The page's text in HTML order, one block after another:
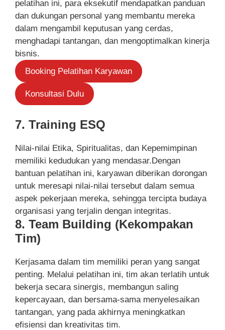
pelatihan ini, para eksekutif mendapatkan panduan
dan dukungan personal yang membantu mereka
dalam mengambil keputusan yang cerdas,
menghadapi tantangan, dan mengoptimalkan kinerja
bisnis.
Booking Pelatihan Karyawan
Konsultasi Dulu
7. Training ESQ
Nilai-nilai Etika, Spiritualitas, dan Kepemimpinan
memiliki kedudukan yang mendasar.Dengan
bantuan pelatihan ini, karyawan diberikan dorongan
untuk meresapi nilai-nilai tersebut dalam semua
aspek pekerjaan mereka, sehingga tercipta budaya
organisasi yang terjalin dengan integritas.
8. Team Building (Kekompakan
Tim)
Kerjasama dalam tim memiliki peran yang sangat
penting. Melalui pelatihan ini, tim akan terlatih untuk
bekerja secara sinergis, membangun saling
kepercayaan, dan bersama-sama menyelesaikan
tantangan, yang pada akhirnya meningkatkan
efisiensi dan kreativitas tim.